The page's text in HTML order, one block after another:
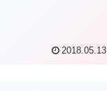
2018.05.13